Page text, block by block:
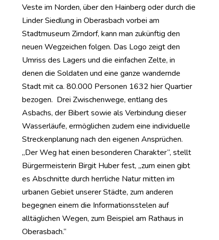
Veste im Norden, über den Hainberg oder durch die
Linder Siedlung in Oberasbach vorbei am
Stadtmuseum Zirndorf, kann man zukünftig den
neuen Wegzeichen folgen. Das Logo zeigt den
Umriss des Lagers und die einfachen Zelte, in
denen die Soldaten und eine ganze wandernde
Stadt mit ca. 80.000 Personen 1632 hier Quartier
bezogen. Drei Zwischenwege, entlang des
Asbachs, der Bibert sowie als Verbindung dieser
Wasserläufe, ermöglichen zudem eine individuelle
Streckenplanung nach den eigenen Ansprüchen.
„Der Weg hat einen besonderen Charakter“, stellt
Bürgermeisterin Birgit Huber fest, „zum einen gibt
es Abschnitte durch herrliche Natur mitten im
urbanen Gebiet unserer Städte, zum anderen
begegnen einem die Informationsstelen auf
alltäglichen Wegen, zum Beispiel am Rathaus in
Oberasbach.“